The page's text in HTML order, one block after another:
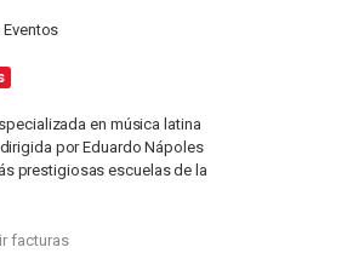
Eventos
en música latina
por Eduardo Nápoles
prestigiosas escuelas de la
facturas